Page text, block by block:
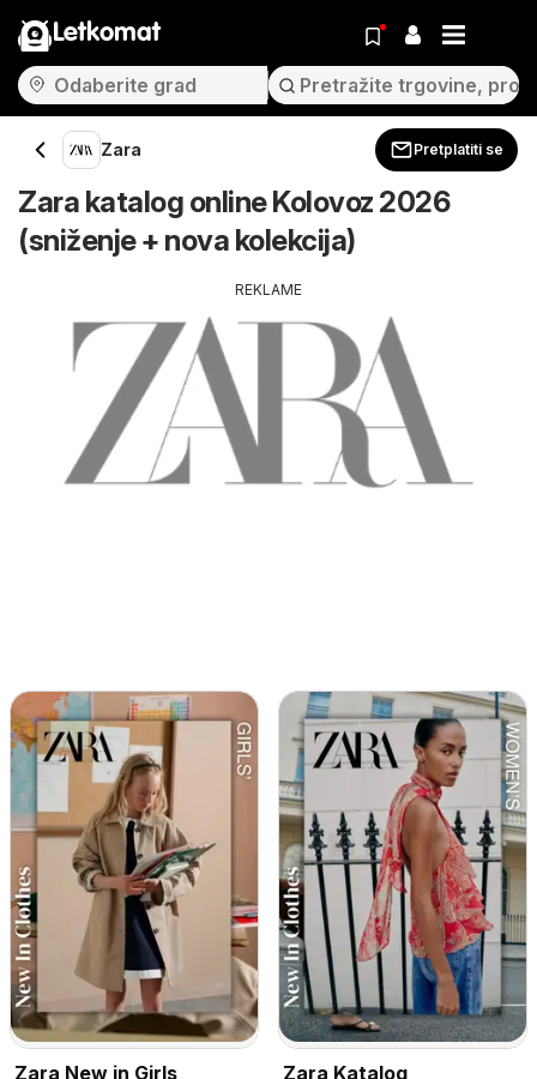
Letkomat
Zara Pretplatiti se
Zara katalog online Kolovoz 2026
(sniženje + nova kolekcija)
REKLAME
Zara New in Girls Zara Katalog